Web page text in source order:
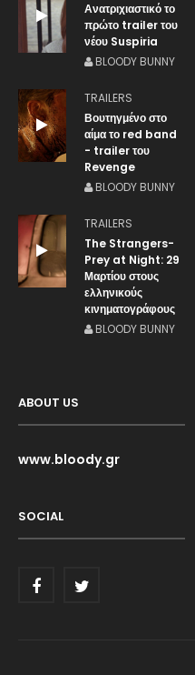
Ανατριχιαστικό το
πρώτο trailer του
νέου Suspiria
BLOODY BUNNY
TRAILERS
Βουτηγμένο στο
αίμα το red band
- trailer του
Revenge
BLOODY BUNNY
TRAILERS
The Strangers-
Prey at Night: 29
Μαρτίου στους
ελληνικούς
κινηματογράφους
BLOODY BUNNY
ABOUT US
www.bloody.gr
SOCIAL